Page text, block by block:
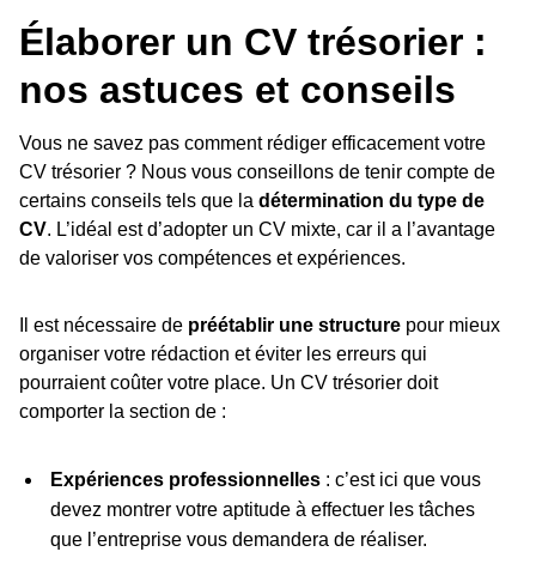
Élaborer un CV trésorier :
nos astuces et conseils
Vous ne savez pas comment rédiger efficacement votre
CV trésorier ? Nous vous conseillons de tenir compte de
certains conseils tels que la détermination du type de
CV. L’idéal est d’adopter un CV mixte, car il a l’avantage
de valoriser vos compétences et expériences.
Il est nécessaire de préétablir une structure pour mieux
organiser votre rédaction et éviter les erreurs qui
pourraient coûter votre place. Un CV trésorier doit
comporter la section de :
Expériences professionnelles: c’est ici que vous
devez montrer votre aptitude à effectuer les tâches
que l’entreprise vous demandera de réaliser.